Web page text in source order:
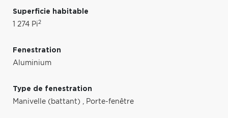
Superficie habitable
1 274 Pi2
Fenestration
Aluminium
Type de fenestration
Manivelle (battant) , Porte-fenêtre